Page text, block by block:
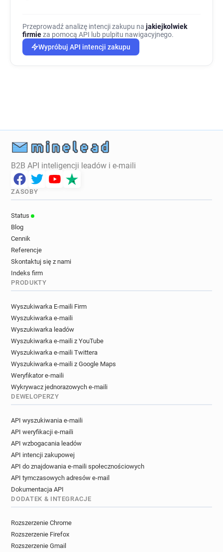
Przeprowadź analizę intencji zakupu na jakiejkolwiek
firmieza pomocą API lub pulpitu nawigacyjnego.
Wypróbuj API intencji zakupu
B2B API inteligencji leadów i e-maili
ZASOBY
Status
Blog
Cennik
Referencje
Skontaktuj się z nami
Indeks firm
PRODUKTY
Wyszukiwarka E-maili Firm
Wyszukiwarka e-maili
Wyszukiwarka leadów
Wyszukiwarka e-maili z YouTube
Wyszukiwarka e-maili Twittera
Wyszukiwarka e-maili z Google Maps
Weryfikator e-maili
Wykrywacz jednorazowych e-maili
DEWELOPERZY
API wyszukiwania e-maili
API weryfikacji e-maili
API wzbogacania leadów
API intencji zakupowej
API do znajdowania e-maili społecznościowych
API tymczasowych adresów e-mail
Dokumentacja API
DODATEK & INTEGRACJE
Rozszerzenie Chrome
Rozszerzenie Firefox
Rozszerzenie Gmail